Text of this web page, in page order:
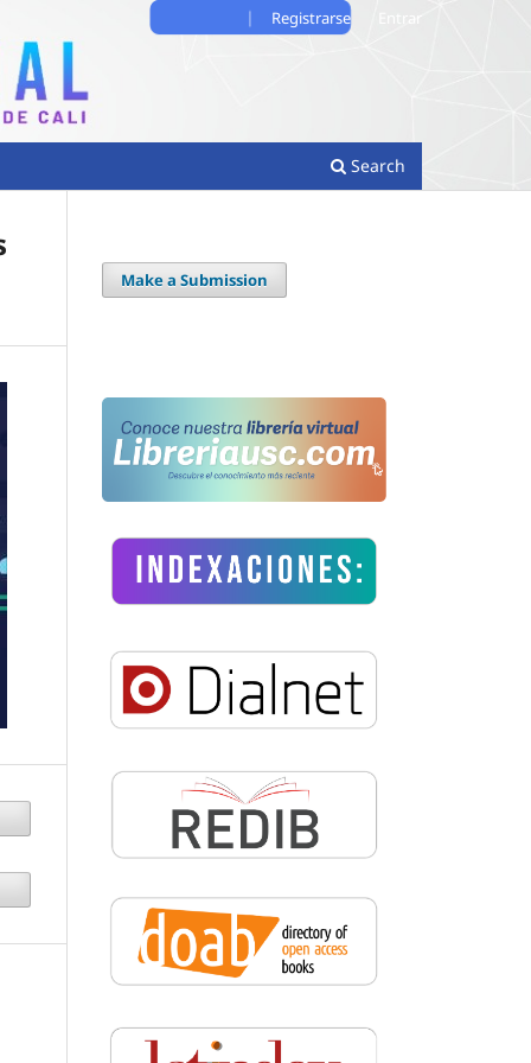
Search
Registrarse
Make a Submission